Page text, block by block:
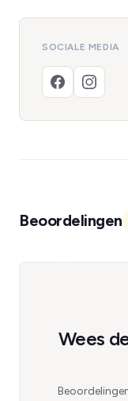
SOCIALE MEDIA
Beoordelingen
Wees